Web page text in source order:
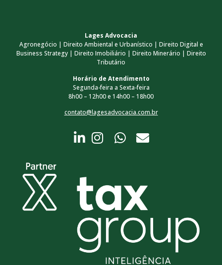
Lages Advocacia
Agronegócio | Direito Ambiental e Urbanístico | Direito Digital e
Business Strategy | Direito Imobiliário | Direito Minerário | Direito
Tributário
Horário de Atendimento
Segunda-feira a Sexta-feira
8h00 – 12h00 e 14h00 – 18h00
contato@lagesadvocacia.com.br